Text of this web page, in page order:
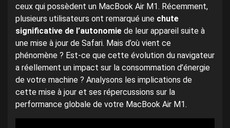
ceux qui possèdent un MacBook Air M1. Récemment,
plusieurs utilisateurs ont remarqué une chute
significative de l’autonomie de leur appareil suite à
une mise à jour de Safari. Mais d’où vient ce
phénomène ? Est-ce que cette évolution du navigateur
a réellement un impact sur la consommation d’énergie
de votre machine ? Analysons les implications de
cette mise à jour et ses répercussions sur la
performance globale de votre MacBook Air M1.